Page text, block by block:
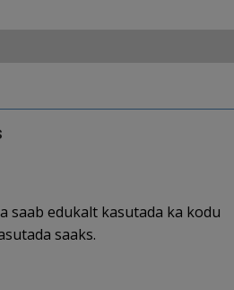
saab edukalt kasutada ka kodu
saaks.